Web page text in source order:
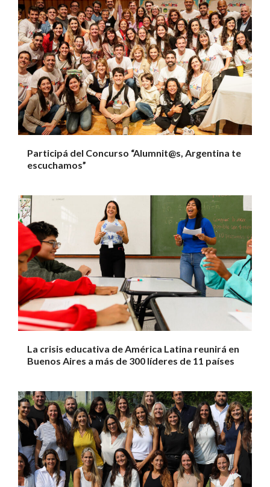
Participá del Concurso “Alumnit@s, Argentina te
escuchamos”
La crisis educativa de América Latina reunirá en
Buenos Aires a más de 300 líderes de 11 países